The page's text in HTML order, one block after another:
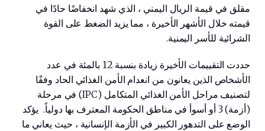
مقلق في قيمة الريال اليمني ، الذي شهد انخفاضًا حادًا في
قيمته خلال الأشهر الأخيرة ، مما يزيد الضغط على القوة
الشرائية للأسر اليمنية.
حددت التقييمات الأخيرة زيادة بنسبة 12 بالمئة في عدد
الأشخاص الذين يعانون من انعدام الأمن الغذائي الحاد وفقًا
لتصنيف مراحل الأمن الغذائي المتكامل (IPC) في مرحلة
(أزمة) 3 أو أسوأ في مناطق الحكومة المعترف بها دولياً. يؤكد
الوضع على التدهور الكبير في الأزمة الإنسانية ، حيث يعاني ما